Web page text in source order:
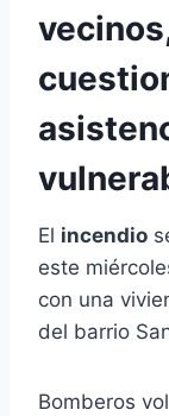
El incendio
este
con una
del barrio
Bomberos